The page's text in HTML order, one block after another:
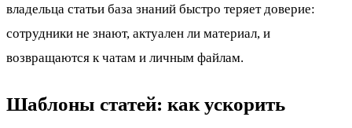
владельца статьи база знаний быстро теряет доверие:
сотрудники не знают, актуален ли материал, и
возвращаются к чатам и личным файлам.
Шаблоны статей: как ускорить